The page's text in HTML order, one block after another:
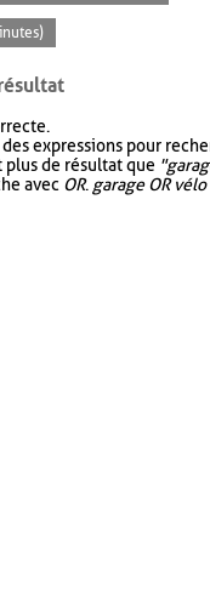
expressions pour
de résultat que
avec OR. garage OR vélo